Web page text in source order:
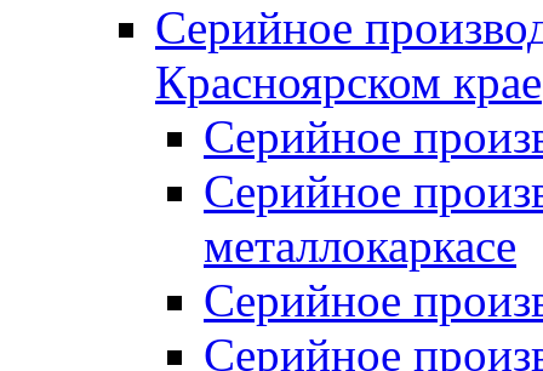
Серийное
Красноярском крае
Серийное
Серийное
металлокаркасе
Серийное
Серийное